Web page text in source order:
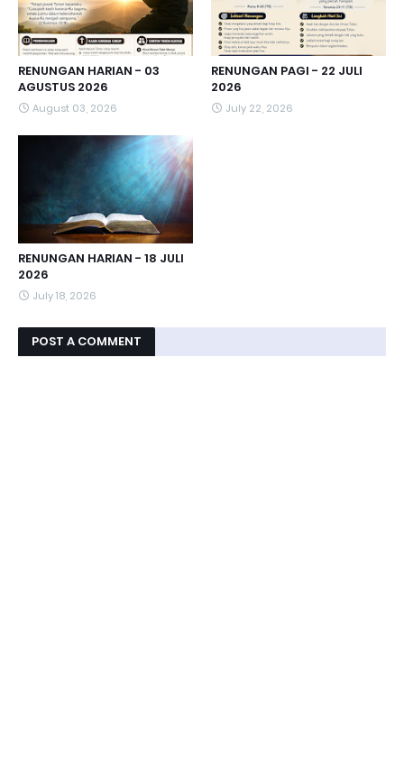
RENUNGAN HARIAN - 03
AGUSTUS 2026
August 03, 2026
RENUNGAN PAGI - 22 JULI
2026
July 22, 2026
RENUNGAN HARIAN - 18 JULI
2026
July 18, 2026
POST A COMMENT